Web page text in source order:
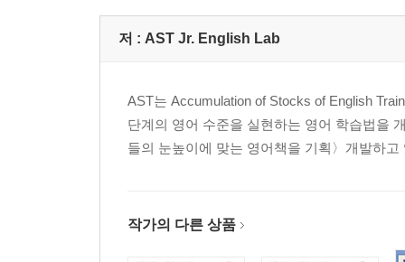
저 : AST Jr. English Lab
AST는 Accumulation of Stocks of English
단계의 영어 수준을 실현하는 영어 학습법을
들의 눈높이에 맞는 영어책을 기획〉개발하고
작가의 다른 상품